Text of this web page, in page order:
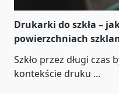
Drukarki do szkła –
powierzchniach
Szkło przez długi czas
kontekście druku ...